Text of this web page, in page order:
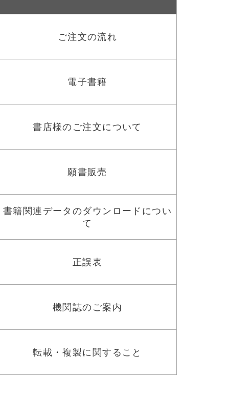
ご注文の流れ
電子書籍
書店様のご注文について
願書販売
書籍関連データのダウンロードについ
て
正誤表
機関誌のご案内
転載・複製に関すること